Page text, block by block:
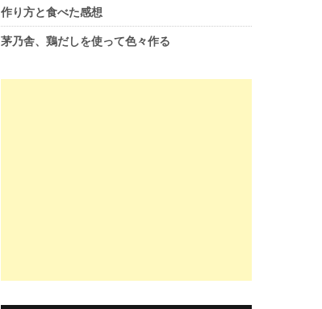
作り方と食べた感想
茅乃舎、鶏だしを使って色々作る